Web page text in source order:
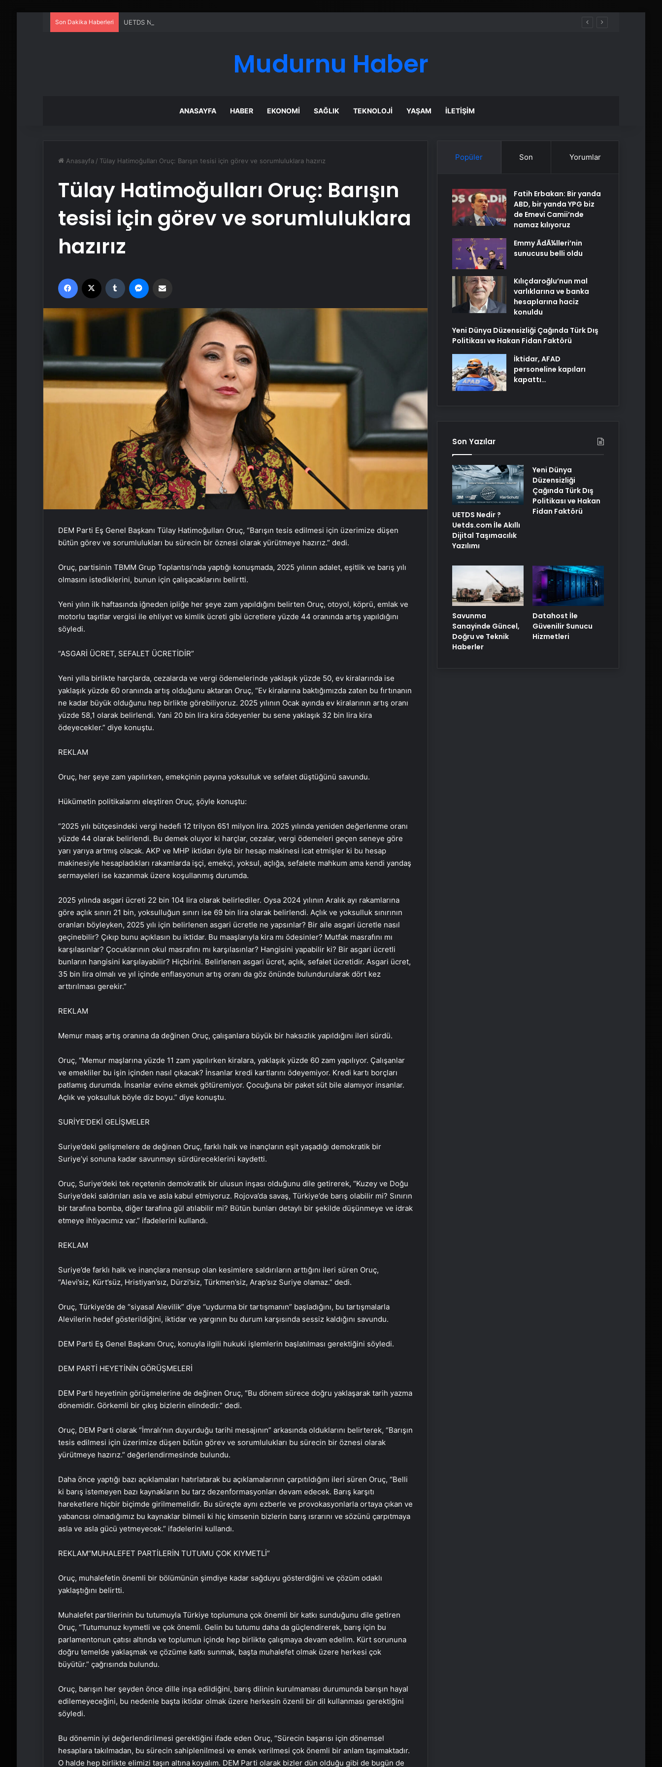
Son Dakika Haberleri UETDS Nedir ? Uetds.com İle Akıllı Dijital Taşımacılık Yazılımı
Mudurnu Haber
ANASAYFA HABER EKONOMI SAĞLIK TEKNOLOJI YAŞAM İLETIŞIM
Anasayfa / Tülay Hatimoğulları Oruç: Barışın tesisi için görev ve sorumluluklara hazırız
Tülay Hatimoğulları Oruç: Barışın
tesisi için görev ve sorumluluklara
hazırız
Facebook Tumblr
DEM Parti Eş Genel Başkanı Tülay Hatimoğulları Oruç, “Barışın tesis edilmesi için üzerimize düşen
bütün görev ve sorumlulukları bu sürecin bir öznesi olarak yürütmeye hazırız.” dedi.
Oruç, partisinin TBMM Grup Toplantısı’nda yaptığı konuşmada, 2025 yılının adalet, eşitlik ve barış yılı
olmasını istediklerini, bunun için çalışacaklarını belirtti.
Yeni yılın ilk haftasında iğneden ipliğe her şeye zam yapıldığını belirten Oruç, otoyol, köprü, emlak ve
motorlu taşıtlar vergisi ile ehliyet ve kimlik ücreti gibi ücretlere yüzde 44 oranında artış yapıldığını
söyledi.
“ASGARİ ÜCRET, SEFALET ÜCRETİDİR”
Yeni yılla birlikte harçlarda, cezalarda ve vergi ödemelerinde yaklaşık yüzde 50, ev kiralarında ise
yaklaşık yüzde 60 oranında artış olduğunu aktaran Oruç, “Ev kiralarına baktığımızda zaten bu fırtınanın
ne kadar büyük olduğunu hep birlikte görebiliyoruz. 2025 yılının Ocak ayında ev kiralarının artış oranı
yüzde 58,1 olarak belirlendi. Yani 20 bin lira kira ödeyenler bu sene yaklaşık 32 bin lira kira
ödeyecekler.” diye konuştu.
REKLAM
Oruç, her şeye zam yapılırken, emekçinin payına yoksulluk ve sefalet düştüğünü savundu.
Hükümetin politikalarını eleştiren Oruç, şöyle konuştu:
“2025 yılı bütçesindeki vergi hedefi 12 trilyon 651 milyon lira. 2025 yılında yeniden değerlenme oranı
yüzde 44 olarak belirlendi. Bu demek oluyor ki harçlar, cezalar, vergi ödemeleri geçen seneye göre
yarı yarıya artmış olacak. AKP ve MHP iktidarı öyle bir hesap makinesi icat etmişler ki bu hesap
makinesiyle hesapladıkları rakamlarda işçi, emekçi, yoksul, açlığa, sefalete mahkum ama kendi yandaş
sermayeleri ise kazanmak üzere koşullanmış durumda.
2025 yılında asgari ücreti 22 bin 104 lira olarak belirlediler. Oysa 2024 yılının Aralık ayı rakamlarına
göre açlık sınırı 21 bin, yoksulluğun sınırı ise 69 bin lira olarak belirlendi. Açlık ve yoksulluk sınırının
oranları böyleyken, 2025 yılı için belirlenen asgari ücretle ne yapsınlar? Bir aile asgari ücretle nasıl
geçinebilir? Çıkıp bunu açıklasın bu iktidar. Bu maaşlarıyla kira mı ödesinler? Mutfak masrafını mı
karşılasınlar? Çocuklarının okul masrafını mı karşılasınlar? Hangisini yapabilir ki? Bir asgari ücretli
bunların hangisini karşılayabilir? Hiçbirini. Belirlenen asgari ücret, açlık, sefalet ücretidir. Asgari ücret,
35 bin lira olmalı ve yıl içinde enflasyonun artış oranı da göz önünde bulundurularak dört kez
arttırılması gerekir.”
REKLAM
Memur maaş artış oranına da değinen Oruç, çalışanlara büyük bir haksızlık yapıldığını ileri sürdü.
Oruç, “Memur maşlarına yüzde 11 zam yapılırken kiralara, yaklaşık yüzde 60 zam yapılıyor. Çalışanlar
ve emekliler bu işin içinden nasıl çıkacak? İnsanlar kredi kartlarını ödeyemiyor. Kredi kartı borçları
patlamış durumda. İnsanlar evine ekmek götüremiyor. Çocuğuna bir paket süt bile alamıyor insanlar.
Açlık ve yoksulluk böyle diz boyu.” diye konuştu.
SURİYE’DEKİ GELİŞMELER
Suriye’deki gelişmelere de değinen Oruç, farklı halk ve inançların eşit yaşadığı demokratik bir
Suriye’yi sonuna kadar savunmayı sürdüreceklerini kaydetti.
Oruç, Suriye’deki tek reçetenin demokratik bir ulusun inşası olduğunu dile getirerek, “Kuzey ve Doğu
Suriye’deki saldırıları asla ve asla kabul etmiyoruz. Rojova’da savaş, Türkiye’de barış olabilir mi? Sınırın
bir tarafına bomba, diğer tarafına gül atılabilir mi? Bütün bunları detaylı bir şekilde düşünmeye ve idrak
etmeye ihtiyacımız var.” ifadelerini kullandı.
REKLAM
Suriye’de farklı halk ve inançlara mensup olan kesimlere saldırıların arttığını ileri süren Oruç,
“Alevi’siz, Kürt’süz, Hristiyan’sız, Dürzi’siz, Türkmen’siz, Arap’sız Suriye olamaz.” dedi.
Oruç, Türkiye’de de “siyasal Alevilik” diye “uydurma bir tartışmanın” başladığını, bu tartışmalarla
Alevilerin hedef gösterildiğini, iktidar ve yargının bu durum karşısında sessiz kaldığını savundu.
DEM Parti Eş Genel Başkanı Oruç, konuyla ilgili hukuki işlemlerin başlatılması gerektiğini söyledi.
DEM PARTİ HEYETİNİN GÖRÜŞMELERİ
DEM Parti heyetinin görüşmelerine de değinen Oruç, “Bu dönem sürece doğru yaklaşarak tarih yazma
dönemidir. Görkemli bir çıkış bizlerin elindedir.” dedi.
Oruç, DEM Parti olarak “İmralı’nın duyurduğu tarihi mesajının” arkasında olduklarını belirterek, “Barışın
tesis edilmesi için üzerimize düşen bütün görev ve sorumlulukları bu sürecin bir öznesi olarak
yürütmeye hazırız.” değerlendirmesinde bulundu.
Daha önce yaptığı bazı açıklamaları hatırlatarak bu açıklamalarının çarpıtıldığını ileri süren Oruç, “Belli
ki barış istemeyen bazı kaynakların bu tarz dezenformasyonları devam edecek. Barış karşıtı
hareketlere hiçbir biçimde girilmemelidir. Bu süreçte aynı ezberle ve provokasyonlarla ortaya çıkan ve
yabancısı olmadığımız bu kaynaklar bilmeli ki hiç kimsenin bizlerin barış ısrarını ve sözünü çarpıtmaya
asla ve asla gücü yetmeyecek.” ifadelerini kullandı.
REKLAM“MUHALEFET PARTİLERİN TUTUMU ÇOK KIYMETLİ”
Oruç, muhalefetin önemli bir bölümünün şimdiye kadar sağduyu gösterdiğini ve çözüm odaklı
yaklaştığını belirtti.
Muhalefet partilerinin bu tutumuyla Türkiye toplumuna çok önemli bir katkı sunduğunu dile getiren
Oruç, “Tutumunuz kıymetli ve çok önemli. Gelin bu tutumu daha da güçlendirerek, barış için bu
parlamentonun çatısı altında ve toplumun içinde hep birlikte çalışmaya devam edelim. Kürt sorununa
doğru temelde yaklaşmak ve çözüme katkı sunmak, başta muhalefet olmak üzere herkesi çok
büyütür.” çağrısında bulundu.
Oruç, barışın her şeyden önce dille inşa edildiğini, barış dilinin kurulmaması durumunda barışın hayal
edilemeyeceğini, bu nedenle başta iktidar olmak üzere herkesin özenli bir dil kullanması gerektiğini
söyledi.
Bu dönemin iyi değerlendirilmesi gerektiğini ifade eden Oruç, “Sürecin başarısı için dönemsel
hesaplara takılmadan, bu sürecin sahiplenilmesi ve emek verilmesi çok önemli bir anlam taşımaktadır.
O halde hep birlikte elimizi taşın altına koyalım. DEM Parti olarak bizler dün olduğu gibi de bugün de
Google Maps Yorum Satın Al
Popüler Son Yorumlar
Fatih Erbakan: Bir yanda
ABD, bir yanda YPG biz
de Emevi Camii’nde
namaz kılıyoruz
Emmy ÃdÃ¼lleri’nin
sunucusu belli oldu
Kılıçdaroğlu’nun mal
varlıklarına ve banka
hesaplarına haciz
konuldu
Yeni Dünya Düzensizliği Çağında Türk Dış
Politikası ve Hakan Fidan Faktörü
İktidar, AFAD
personeline kapıları
kapattı…
Son Yazılar
UETDS Nedir ?
Uetds.com İle Akıllı
Dijital Taşımacılık
Yazılımı
Yeni Dünya
Düzensizliği
Çağında Türk Dış
Politikası ve Hakan
Fidan Faktörü
Savunma
Sanayinde Güncel,
Doğru ve Teknik
Haberler
Datahost İle
Güvenilir Sunucu
Hizmetleri